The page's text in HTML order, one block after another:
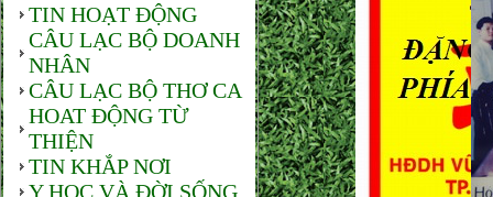
TIN HOẠT ĐỘNG
CÂU LẠC BỘ DOANH
NHÂN
CÂU LẠC BỘ THƠ CA
HOAT ĐỘNG TỪ
THIỆN
TIN KHẮP NƠI
Y HỌC VÀ ĐỜI SỐNG